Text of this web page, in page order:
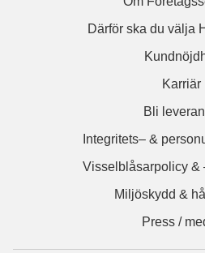
Därför ska du välja
Karriär
Bli
Integritets– &
Visselblåsarpolicy &
Miljöskydd &
Press /